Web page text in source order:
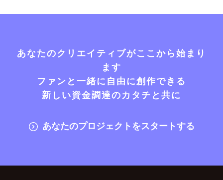
あなたのクリエイティブがここから始まり
ます
ファンと一緒に自由に創作できる
新しい資金調達のカタチと共に
あなたのプロジェクトをスタートする